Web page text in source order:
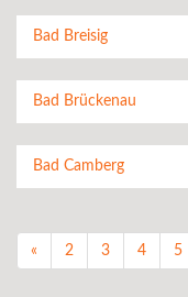
Bad Breisig
Bad Brückenau
Bad Camberg
« 2 3 4 5